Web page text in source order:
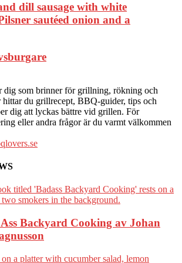
dill sausage with white
sautéed onion and a
dig som brinner för grillning, rökning och
du grillrecept, BBQ-guider, tips och
dig att lyckas bättre vid grillen. För
eller andra frågor är du varmt välkommen
Backyard Cooking av Johan